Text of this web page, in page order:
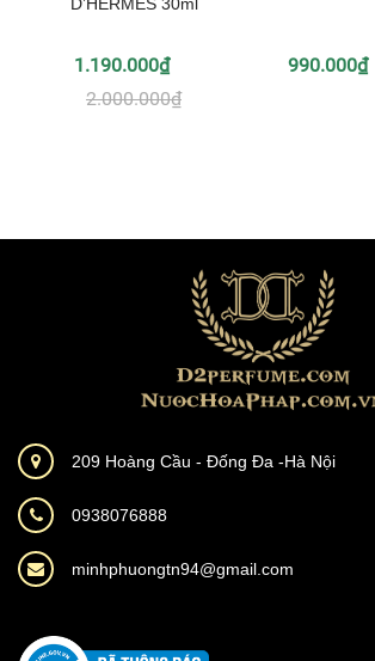
D’HERMES 30ml
1.190.000₫
2.000.000₫
990.000₫
209 Hoàng Cầu - Đống Đa -Hà Nội
0938076888
minhphuongtn94@gmail.com